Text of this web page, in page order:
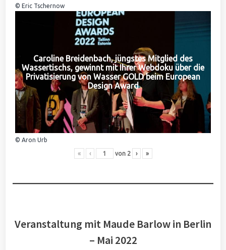
© Eric Tschernow
Caroline Breidenbach, jüngstes Mitglied des
Wassertischs, gewinnt mit Ihrer Webdoku über die
Privatisierung von Wasser GOLD beim European
Design Award
© Aron Urb
« ‹ von 2 › »
Veranstaltung mit Maude Barlow in Berlin
– Mai 2022